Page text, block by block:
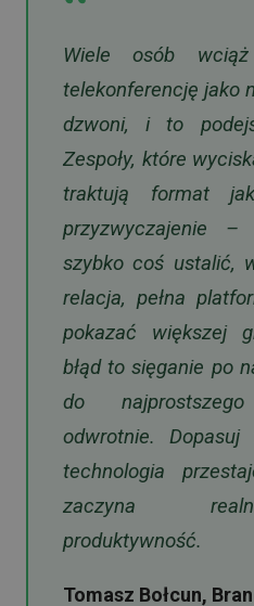
Wiele osób
telekonferencję jako
dzwoni, i to
Zespoły, które
traktują format
przyzwyczajenie
szybko coś ustalić,
relacja, pełna
pokazać większej
błąd to sięganie po
do
odwrotnie.
technologia
zaczyna
produktywność.
Tomasz Bołcun,